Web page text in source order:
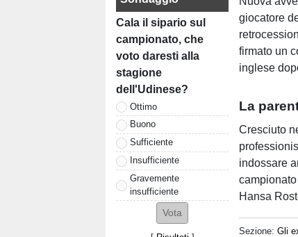
Cala il sipario sul
campionato, che
voto daresti alla
stagione
dell'Udinese?
Ottimo
Buono
Sufficiente
Insufficiente
Gravemente
insufficiente
giocatore
firmato un
inglese
La
Cresciuto
indossare
Hansa
Sezione:Gli